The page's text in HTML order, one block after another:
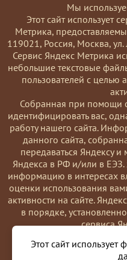
Этот сайт
Мы
Этот сайт использует
Метрика,
119021, Россия, Москва,
Сервис Яндекс Метрика
небольшие текстовые
пользователей с целью
Coбранная при помощи
идентифицировать вас,
работу нашего сайта.
данного сайта,
передаваться Яндексу
Яндекса в РФ и/или в ЕЭЗ.
информацию в интересах
оценки использования
активности на сайте.
в порядке,
сервиса
Вы можете отказаться
соответствующие